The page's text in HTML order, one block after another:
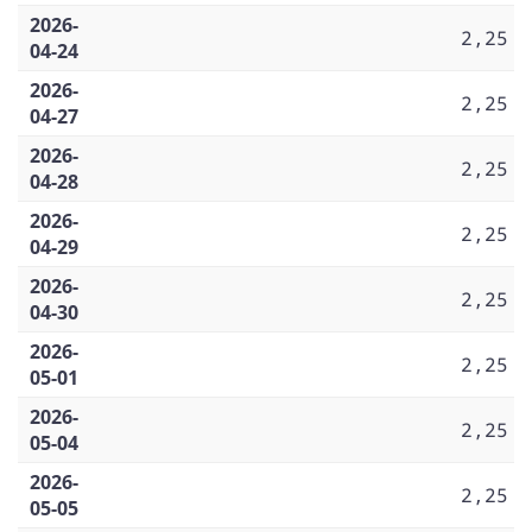
2026-
04-24
2,25
2026-
04-27
2,25
2026-
04-28
2,25
2026-
04-29
2,25
2026-
04-30
2,25
2026-
05-01
2,25
2026-
05-04
2,25
2026-
05-05
2,25